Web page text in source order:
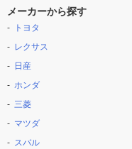
メーカーから探す
トヨタ
レクサス
日産
ホンダ
三菱
マツダ
スバル